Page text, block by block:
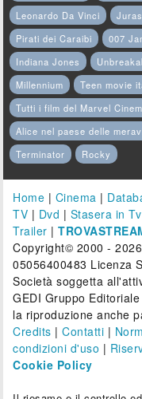
Leonardo Da Vinci
Pirati dei Caraibi
007
Indiana Jones
Millennium
Teen movie
Tutti i film del Marvel
Alice nel paese delle
Terminator
Rocky
Home | Cinema |
TV | Dvd | Stasera in Tv
Trailer |
Copyright© 2000 -
05056400483 Licenza
Società soggetta
GEDI Gruppo
la riproduzione anche
Credits |Contatti |
condizioni d'uso |
Cookie Policy